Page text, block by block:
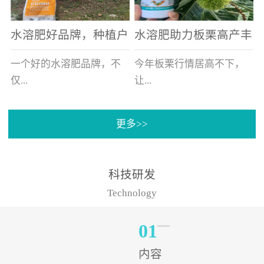
深有体会。今天就一起来
看看，什么样的水溶肥可
以让你的...
显，使用的种植户更是越
来越多。今天，借此机
会，一起来...
水溶肥好品牌，种植户
纷纷为“翠姆“点赞
一个好的水溶肥品牌，不
仅...
帮助作物增产增收，更要
实力。今天要讲的水溶肥
水溶肥助力板栗高产丰
产
今年板栗行情居高不下，
让...
许多板栗种植户都获得了
有位王大姐今年使用一款
非常火爆...
更多>>
科技研发
Technology
01
内容